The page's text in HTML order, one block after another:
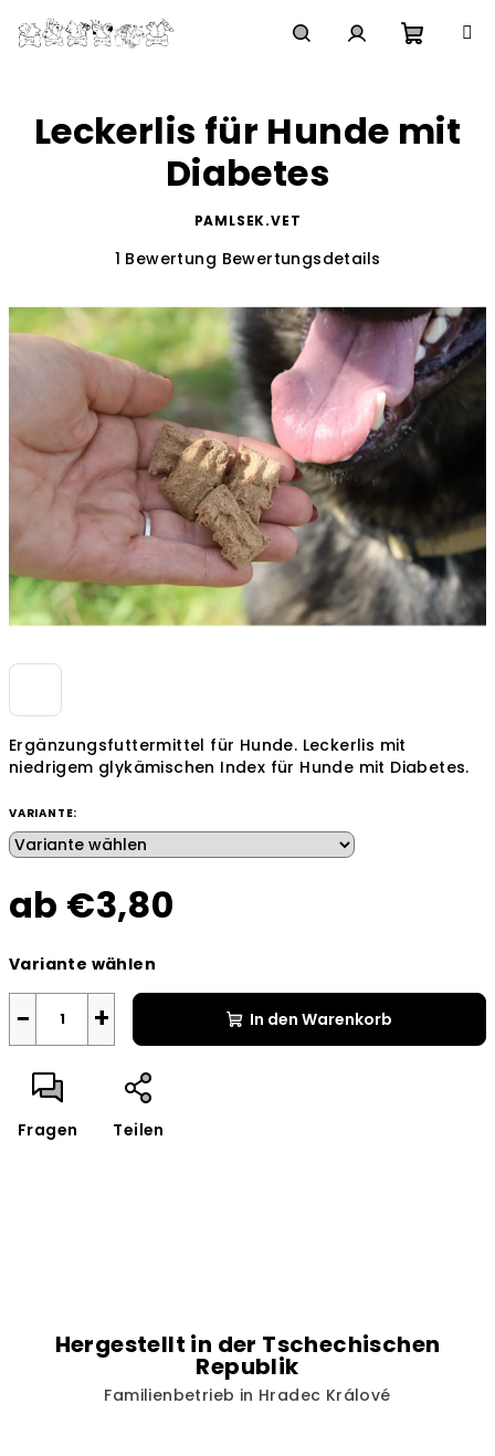
Inhalt
springen
Ergänzungsfuttermittel für Hunde. Leckerlis mit
niedrigem glykämischen Index für Hunde mit Diabetes.
VARIANTE:
ab €3,80
Variante wählen
+
− In den Warenkorb
Fragen Teilen
Leckerlis für Hunde mit
Diabetes
PAMLSEK.VET
Die
Produktbewertung
ist
5,0
von
5
Sternen.
1 Bewertung Bewertungsdetails
Hergestellt in der Tschechischen
Republik
Familienbetrieb in Hradec Králové